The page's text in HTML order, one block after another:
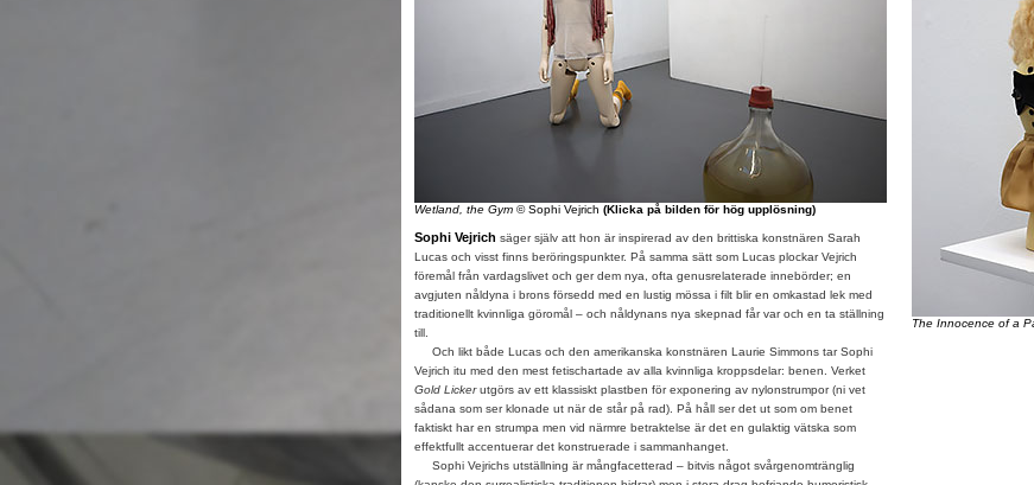
Wetland, the Gym© Sophi Vejrich (Klicka på bilden för hög upplösning)
Sophi Vejrich säger själv att hon är inspirerad av den brittiska konstnären Sarah
Lucas och visst finns beröringspunkter. På samma sätt som Lucas plockar Vejrich
föremål från vardagslivet och ger dem nya, ofta genusrelaterade innebörder; en
avgjuten nåldyna i brons försedd med en lustig mössa i filt blir en omkastad lek med
traditionellt kvinnliga göromål – och nåldynans nya skepnad får var och en ta ställning
till.
Och likt både Lucas och den amerikanska konstnären Laurie Simmons tar Sophi
Vejrich itu med den mest fetischartade av alla kvinnliga kroppsdelar: benen. Verket
Gold Lickerutgörs av ett klassiskt plastben för exponering av nylonstrumpor (ni vet
sådana som ser klonade ut när de står på rad). På håll ser det ut som om benet
faktiskt har en strumpa men vid närmre betraktelse är det en gulaktig vätska som
effektfullt accentuerar det konstruerade i sammanhanget.
Sophi Vejrichs utställning är mångfacetterad – bitvis något svårgenomtränglig
The Innocence of a